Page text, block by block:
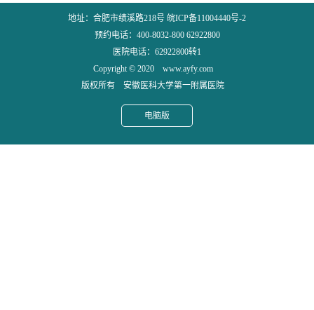
地址：合肥市绩溪路218号 皖ICP备11004440号-2
预约电话：400-8032-800 62922800
医院电话：62922800转1
Copyright © 2020 www.ayfy.com
版权所有 安徽医科大学第一附属医院
电脑版